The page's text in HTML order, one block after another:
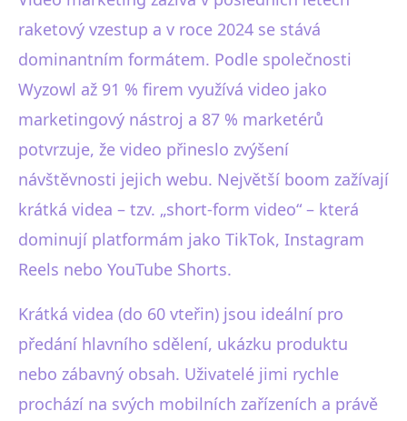
raketový vzestup a v roce 2024 se stává
dominantním formátem. Podle společnosti
Wyzowl až 91 % firem využívá video jako
marketingový nástroj a 87 % marketérů
potvrzuje, že video přineslo zvýšení
návštěvnosti jejich webu. Největší boom zažívají
krátká videa – tzv. „short-form video“ – která
dominují platformám jako TikTok, Instagram
Reels nebo YouTube Shorts.
Krátká videa (do 60 vteřin) jsou ideální pro
předání hlavního sdělení, ukázku produktu
nebo zábavný obsah. Uživatelé jimi rychle
prochází na svých mobilních zařízeních a právě